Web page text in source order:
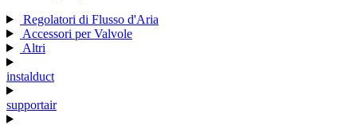
Regolatori di Flusso d'Aria
Accessori per Valvole
Altri
instalduct
supportair